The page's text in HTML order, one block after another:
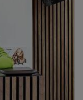
18:00
Lichtenrade
Schnitte und
und persönlichem